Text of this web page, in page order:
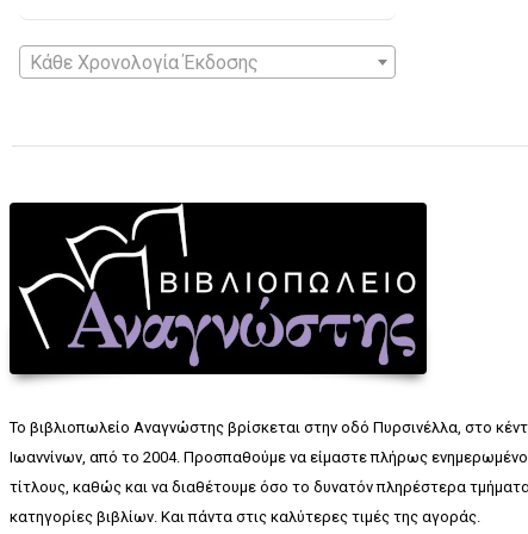
Κάθε Χρονολογία Έκδοσης
Το βιβλιοπωλείο Αναγνώστης βρίσκεται στην οδό Πυρσινέλλα, στο
Ιωαννίνων, από το 2004. Προσπαθούμε να είμαστε πλήρως
τίτλους, καθώς και να διαθέτουμε όσο το δυνατόν πληρέστερα
κατηγορίες βιβλίων. Και πάντα στις καλύτερες τιμές της αγοράς.